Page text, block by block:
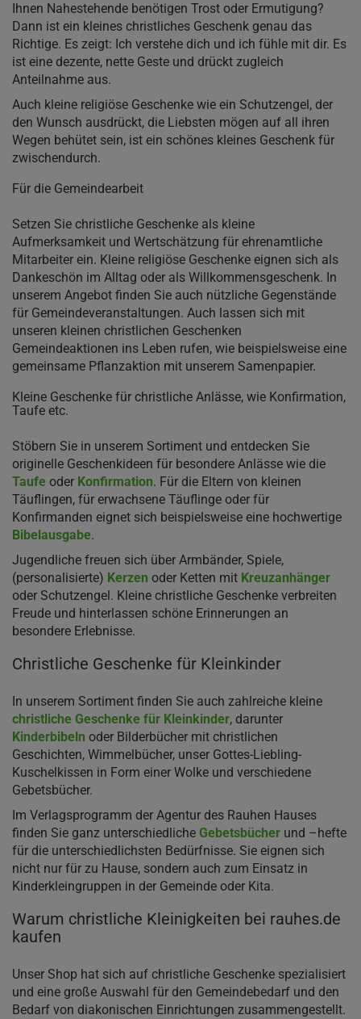
Ihnen Nahestehende benötigen Trost oder Ermutigung?
Dann ist ein kleines christliches Geschenk genau das
Richtige. Es zeigt: Ich verstehe dich und ich fühle mit dir. Es
ist eine dezente, nette Geste und drückt zugleich
Anteilnahme aus.
Auch kleine religiöse Geschenke wie ein Schutzengel, der
den Wunsch ausdrückt, die Liebsten mögen auf all ihren
Wegen behütet sein, ist ein schönes kleines Geschenk für
zwischendurch.
Für die Gemeindearbeit
Setzen Sie christliche Geschenke als kleine
Aufmerksamkeit und Wertschätzung für ehrenamtliche
Mitarbeiter ein. Kleine religiöse Geschenke eignen sich als
Dankeschön im Alltag oder als Willkommensgeschenk. In
unserem Angebot finden Sie auch nützliche Gegenstände
für Gemeindeveranstaltungen. Auch lassen sich mit
unseren kleinen christlichen Geschenken
Gemeindeaktionen ins Leben rufen, wie beispielsweise eine
gemeinsame Pflanzaktion mit unserem Samenpapier.
Kleine Geschenke für christliche Anlässe, wie Konfirmation,
Taufe etc.
Stöbern Sie in unserem Sortiment und entdecken Sie
originelle Geschenkideen für besondere Anlässe wie die
Taufe oder Konfirmation. Für die Eltern von kleinen
Täuflingen, für erwachsene Täuflinge oder für
Konfirmanden eignet sich beispielsweise eine hochwertige
Bibelausgabe.
Jugendliche freuen sich über Armbänder, Spiele,
(personalisierte) Kerzen oder Ketten mit Kreuzanhänger
oder Schutzengel. Kleine christliche Geschenke verbreiten
Freude und hinterlassen schöne Erinnerungen an
besondere Erlebnisse.
Christliche Geschenke für Kleinkinder
In unserem Sortiment finden Sie auch zahlreiche kleine
christliche Geschenke für Kleinkinder, darunter
Kinderbibeln oder Bilderbücher mit christlichen
Geschichten, Wimmelbücher, unser Gottes-Liebling-
Kuschelkissen in Form einer Wolke und verschiedene
Gebetsbücher.
Im Verlagsprogramm der Agentur des Rauhen Hauses
finden Sie ganz unterschiedliche Gebetsbücher und –hefte
für die unterschiedlichsten Bedürfnisse. Sie eignen sich
nicht nur für zu Hause, sondern auch zum Einsatz in
Kinderkleingruppen in der Gemeinde oder Kita.
Warum christliche Kleinigkeiten bei rauhes.de
kaufen
Unser Shop hat sich auf christliche Geschenke spezialisiert
und eine große Auswahl für den Gemeindebedarf und den
Bedarf von diakonischen Einrichtungen zusammengestellt.